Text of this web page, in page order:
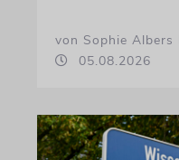
von Sophie Albers
05.08.2026